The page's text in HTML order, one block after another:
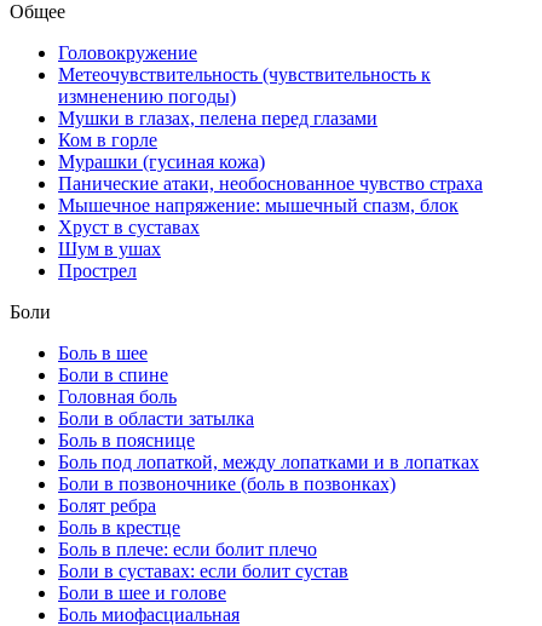
Общее
Головокружение
Метеочувствительность (чувствительность к
измненению погоды)
Мушки в глазах, пелена перед глазами
Ком в горле
Мурашки (гусиная кожа)
Панические атаки, необоснованное чувство страха
Мышечное напряжение: мышечный спазм, блок
Хруст в суставах
Шум в ушах
Прострел
Боли
Боль в шее
Боли в спине
Головная боль
Боли в области затылка
Боль в пояснице
Боль под лопаткой, между лопатками и в лопатках
Боли в позвоночнике (боль в позвонках)
Болят ребра
Боль в крестце
Боль в плече: если болит плечо
Боли в суставах: если болит сустав
Боли в шее и голове
Боль миофасциальная